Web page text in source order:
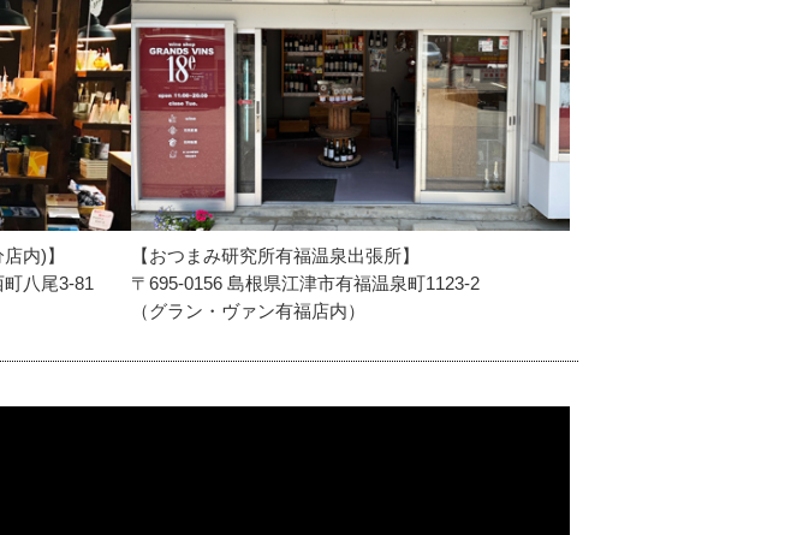
内)】
八尾3-81
【おつまみ研究所有福温泉出張所】
〒695-0156 島根県江津市有福温泉町1123-2
（グラン・ヴァン有福店内）